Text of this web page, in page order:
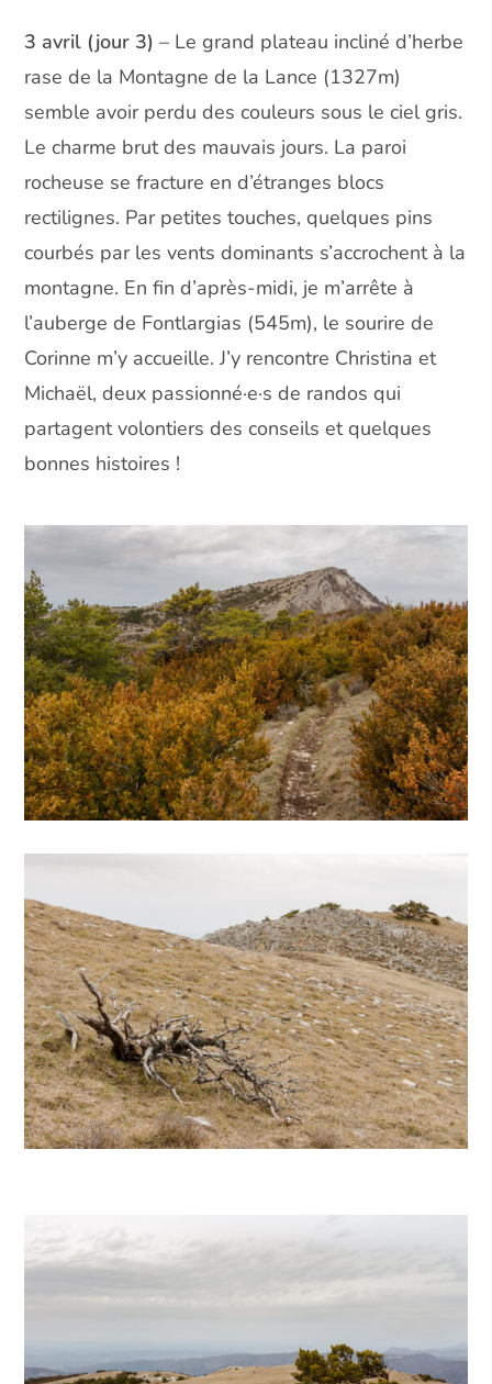
3 avril (jour 3) – Le grand plateau incliné d’herbe
rase de la Montagne de la Lance (1327m)
semble avoir perdu des couleurs sous le ciel gris.
Le charme brut des mauvais jours. La paroi
rocheuse se fracture en d’étranges blocs
rectilignes. Par petites touches, quelques pins
courbés par les vents dominants s’accrochent à la
montagne. En fin d’après-midi, je m’arrête à
l’auberge de Fontlargias (545m), le sourire de
Corinne m’y accueille. J’y rencontre Christina et
Michaël, deux passionné·e·s de randos qui
partagent volontiers des conseils et quelques
bonnes histoires !